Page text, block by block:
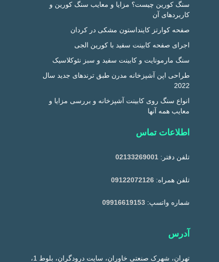
سنگ کورین چیست؟ مزایا و معایب سنگ کورین و
کاربردهای آن
صفحه کوارتز کاینداستون مشکی در کردان
اجرای صفحه کابینت سفید با کورین الجی
سنگ مارمونایت و کابینت سفید و سبز نئوکلاسیک
طراحی اپن آشپزخانه مدرن طبق ترندهای جدید سال
2022
انواع سنگ روی کابینت آشپزخانه و بررسی مزایا و
معایب همه آنها
اطلاعات تماس
تلفن دفتر: 02133269001
تلفن همراه: 09122072126
شماره واتسپ: 09916619153
آدرس
تهران، شهرک صنعتی خاوران، سایت درودگران، بلوط 1،